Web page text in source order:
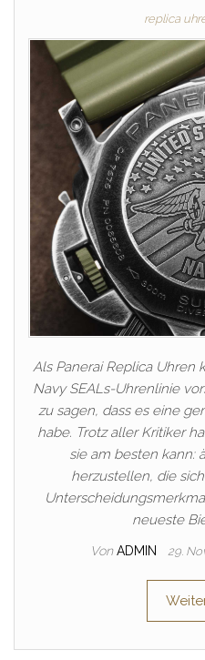
replica
Als Panerai Replica Uhren
Navy SEALs-Uhrenlinie
zu sagen, dass es eine
habe. Trotz aller Kritiker
sie am besten kann:
herzustellen, die
neueste
Von ADMIN 29.